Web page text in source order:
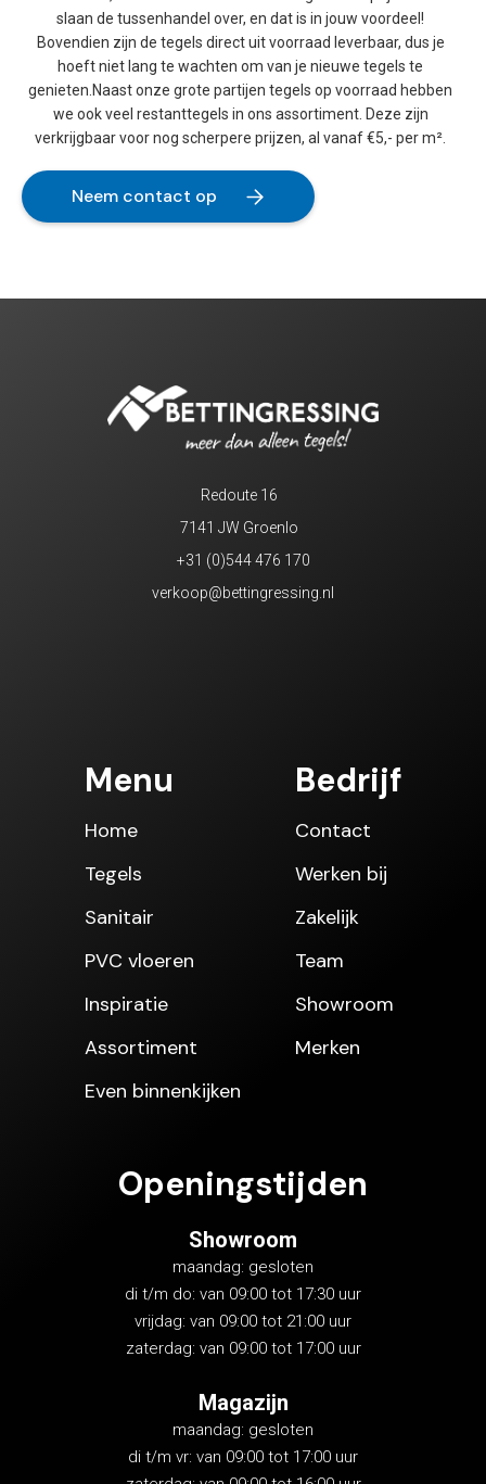
slaan de tussenhandel over, en dat is in jouw voordeel!
Bovendien zijn de tegels direct uit voorraad leverbaar, dus je
hoeft niet lang te wachten om van je nieuwe tegels te
genieten.Naast onze grote partijen tegels op voorraad hebben
we ook veel restanttegels in ons assortiment. Deze zijn
verkrijgbaar voor nog scherpere prijzen, al vanaf €5,- per m².
Neem contact op
Redoute 16
7141 JW Groenlo
+31 (0)544 476 170
verkoop@bettingressing.nl
Menu
Home
Tegels
Sanitair
PVC vloeren
Inspiratie
Assortiment
Even binnenkijken
Bedrijf
Contact
Werken bij
Zakelijk
Team
Showroom
Merken
Openingstijden
Showroom
maandag: gesloten
di t/m do: van 09:00 tot 17:30 uur
vrijdag: van 09:00 tot 21:00 uur
zaterdag: van 09:00 tot 17:00 uur
Magazijn
maandag: gesloten
di t/m vr: van 09:00 tot 17:00 uur